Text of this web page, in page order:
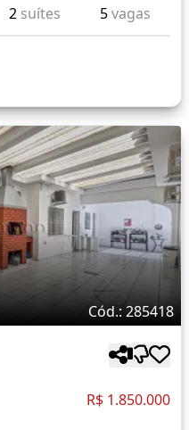
2 suítes 5vagas
Cód.: 285418
R$ 1.850.000